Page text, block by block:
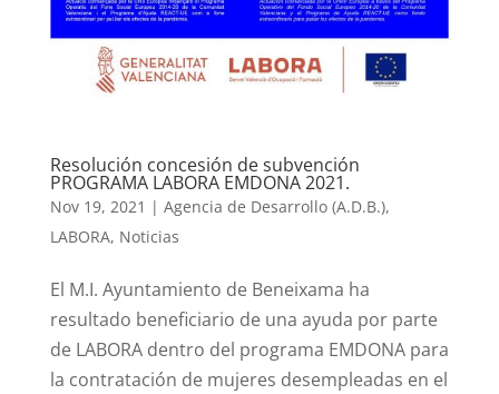
Resolución concesión de subvención
PROGRAMA LABORA EMDONA 2021.
Nov 19, 2021 | Agencia de Desarrollo (A.D.B.),
LABORA, Noticias
El M.I. Ayuntamiento de Beneixama ha
resultado beneficiario de una ayuda por parte
de LABORA dentro del programa EMDONA para
la contratación de mujeres desempleadas en el